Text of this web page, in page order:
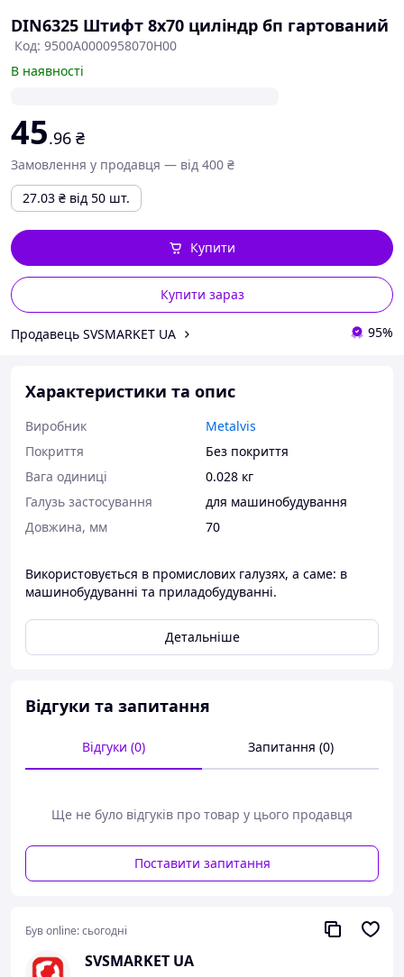
DIN6325 Штифт 8х70 циліндр бп гартований
Код: 9500A0000958070H00
В наявності
45.96 ₴
Замовлення у продавця — від 400 ₴
27.03 ₴ від 50 шт.
Купити зараз
Купити
Продавець SVSMARKET UA 95%
Характеристики та опис
Виробник
Metalvis
Покриття
Без покриття
Вага одиниці
0.028 кг
Галузь застосування
для машинобудування
Довжина, мм
70
Використовується в промислових галузях, а саме: в
машинобудуванні та приладобудуванні.
Детальніше
Відгуки та запитання
Відгуки (0) Запитання (0)
Ще не було відгуків про товар у цього продавця
Поставити запитання
Був online:сьогодні
SVSMARKET UA